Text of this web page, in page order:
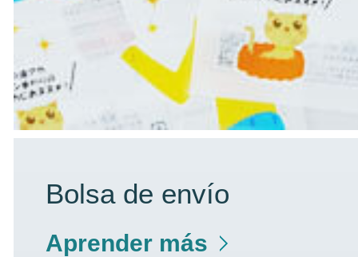
Bolsa de envío
Aprender más